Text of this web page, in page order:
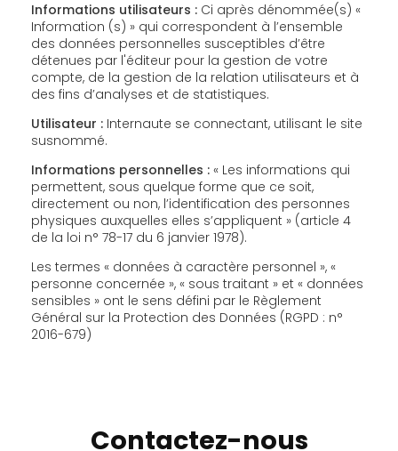
Informations utilisateurs : Ci après dénommée(s) «
Information (s) » qui correspondent à l’ensemble
des données personnelles susceptibles d’être
détenues par l'éditeur pour la gestion de votre
compte, de la gestion de la relation utilisateurs et à
des fins d’analyses et de statistiques.
Utilisateur : Internaute se connectant, utilisant le site
susnommé.
Informations personnelles : « Les informations qui
permettent, sous quelque forme que ce soit,
directement ou non, l’identification des personnes
physiques auxquelles elles s’appliquent » (article 4
de la loi n° 78-17 du 6 janvier 1978).
Les termes « données à caractère personnel », «
personne concernée », « sous traitant » et « données
sensibles » ont le sens défini par le Règlement
Général sur la Protection des Données (RGPD : n°
2016-679)
Contactez-nous